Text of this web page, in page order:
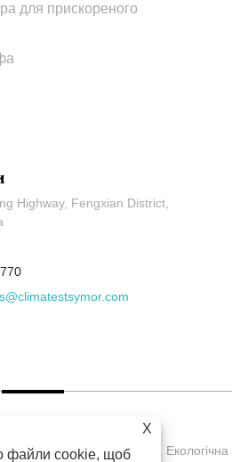
для прискореного
Highway, Fengxian District,
Equipment Co., Ltd., 2022. Екологічна
X
файли cookie, щоб